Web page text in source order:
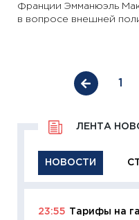
Франции Эмманюэль
в вопросе внешней
1
НОВОСТИ
ЛЕНТА
23:55 Тарифы на